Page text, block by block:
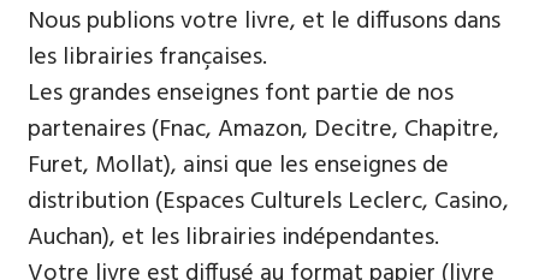
Nous publions votre livre, et le diffusons dans
les librairies françaises​.
Les grandes enseignes font partie de nos
partenaires (Fnac, Amazon, Decitre, Chapitre,
Furet, Mollat), ainsi que les enseignes de
distribution (Espaces Culturels Leclerc, Casino,
Auchan), et les librairies indépendantes.